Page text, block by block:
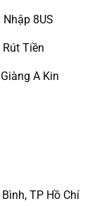
8US
Rút Tiền
Giàng A Kin
TP Hồ Chí